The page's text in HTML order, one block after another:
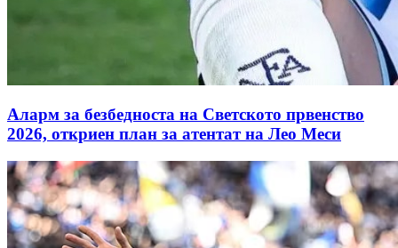
Аларм за безбедноста на Светското првенство
2026, откриен план за атентат на Лео Меси